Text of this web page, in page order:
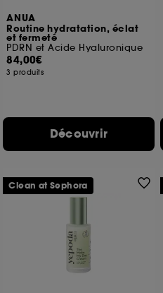
ANUA
Routine hydratation, éclat
et fermeté
PDRN et Acide Hyaluronique
84,00€
3 produits
Découvrir
Clean at Sephora